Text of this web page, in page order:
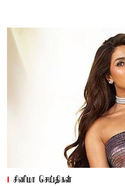
சினிமா செய்திகள்